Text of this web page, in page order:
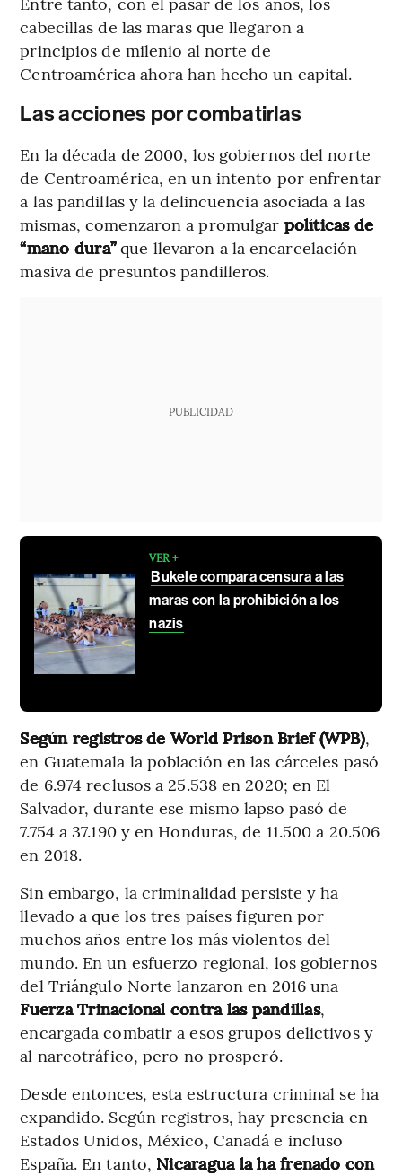
cabecillas de las maras que llegaron a
principios de milenio al norte de
Centroamérica ahora han hecho un capital.
Las acciones por combatirlas
En la década de 2000, los gobiernos del norte
de Centroamérica, en un intento por enfrentar
a las pandillas y la delincuencia asociada a las
mismas, comenzaron a promulgar políticas de
“mano dura”que llevaron a la encarcelación
masiva de presuntos pandilleros.
PUBLICIDAD
VER +
Bukele compara censura a las
maras con la prohibición a los
nazis
Según registros de World Prison Brief (WPB),
en Guatemala la población en las cárceles pasó
de 6.974 reclusos a 25.538 en 2020; en El
Salvador, durante ese mismo lapso pasó de
7.754 a 37.190 y en Honduras, de 11.500 a 20.506
en 2018.
Sin embargo, la criminalidad persiste y ha
llevado a que los tres países figuren por
muchos años entre los más violentos del
mundo. En un esfuerzo regional, los gobiernos
del Triángulo Norte lanzaron en 2016 una
Fuerza Trinacional contra las pandillas,
encargada combatir a esos grupos delictivos y
al narcotráfico, pero no prosperó.
Desde entonces, esta estructura criminal se ha
expandido. Según registros, hay presencia en
Estados Unidos, México, Canadá e incluso
España. En tanto, Nicaragua la ha frenado con